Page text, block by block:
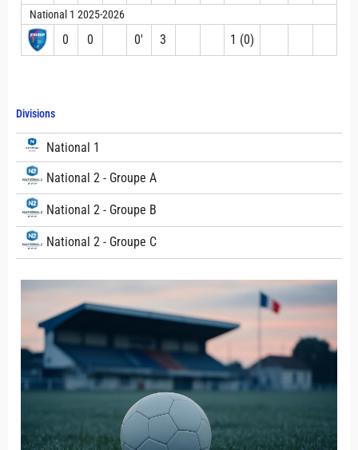
Divisions
National 1
National 2 - Groupe A
National 2 - Groupe B
National 2 - Groupe C
National 1 2025-2026
0 0 0′ 3 1 (0)